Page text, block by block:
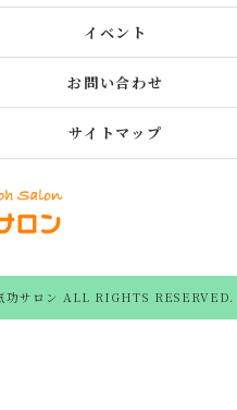
イベント
お問い合わせ
サイトマップ
功サロン ALL RIGHTS RESERVED.